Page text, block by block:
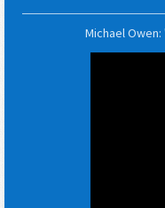
Michael